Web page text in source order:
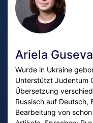
Ariela Guseva
Wurde in Ukraine
Unterstützt Judentum
Übersetzung
Russisch auf Deutsch,
Bearbeitung von